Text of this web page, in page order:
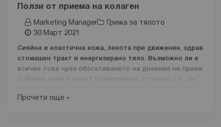
Здравословното тегло е не просто цифра на кантара.
То е отражение на сложното взаимодействие между
следните системи в тялото:
Храносмилателната система:
Храносмилателната система е там, където
започва нашият метаболизъм. Тя превръща
Ползи от приема на колаген
Marketing Manager
Грижа за тялото
30 Март 2021
Сияйна и еластична кожа, лекота при движение, здрав
стомашен тракт и енергизирано тяло. Възможно ли е
всичко това чрез обогатяването на дневния ни прием
добавки само с една? Категорично отговорът е „да“
Прочети още »